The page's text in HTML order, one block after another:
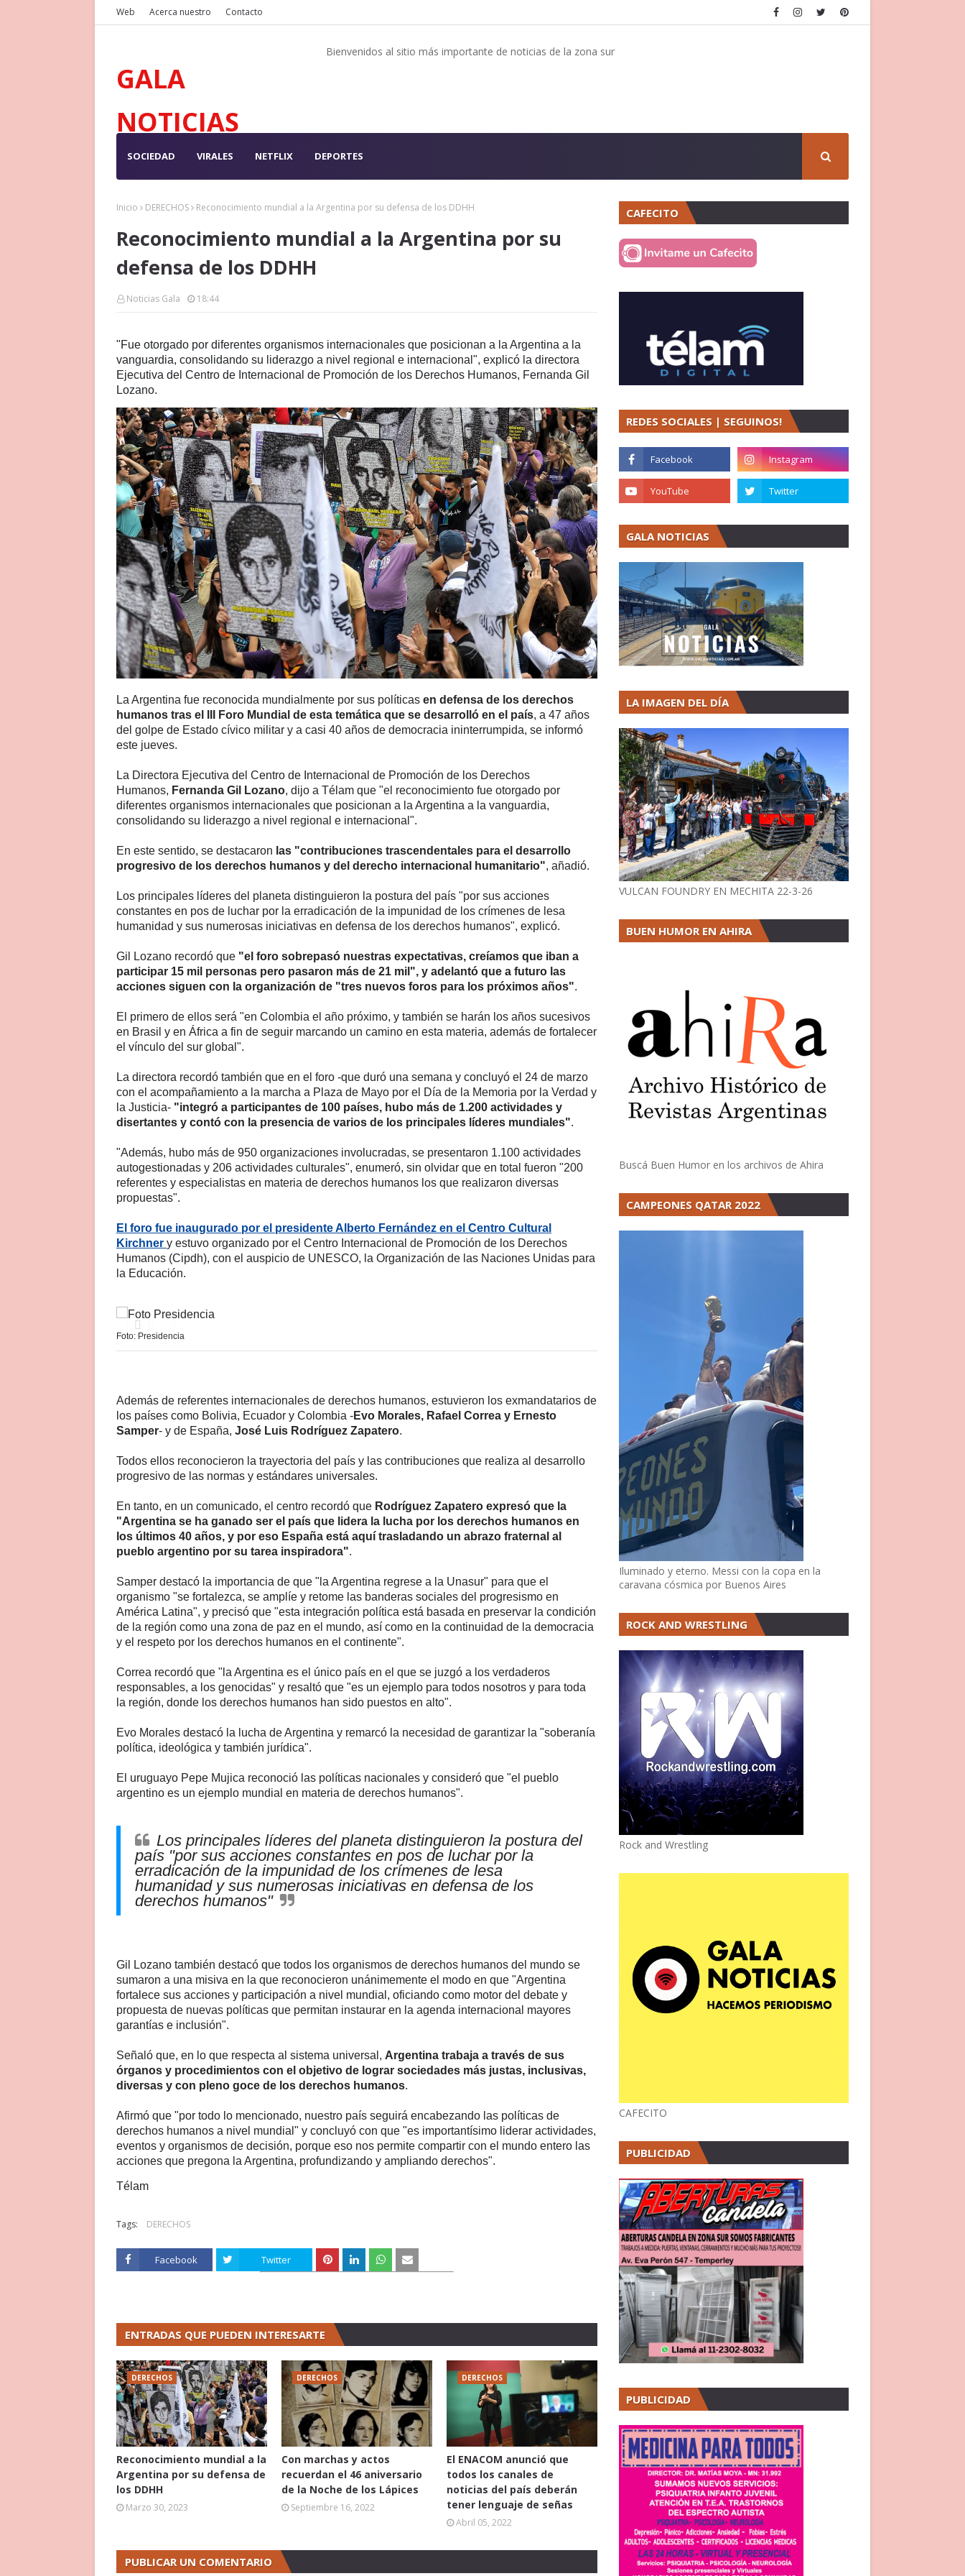
Web Acerca nuestro Contacto
GALA
NOTICIAS
Bienvenidos al sitio más importante de noticias de la zona sur
SOCIEDAD VIRALES NETFLIX DEPORTES
Inicio DERECHOS Reconocimiento mundial a la Argentina por su defensa de los DDHH
Reconocimiento mundial a la Argentina por su
defensa de los DDHH
Noticias Gala 18:44
"Fue otorgado por diferentes organismos internacionales que posicionan a la Argentina a la
vanguardia, consolidando su liderazgo a nivel regional e internacional", explicó la directora
Ejecutiva del Centro de Internacional de Promoción de los Derechos Humanos, Fernanda Gil
Lozano.
La Argentina fue reconocida mundialmente por sus políticas en defensa de los derechos
humanos tras el III Foro Mundial de esta temática que se desarrolló en el país, a 47 años
del golpe de Estado cívico militar y a casi 40 años de democracia ininterrumpida, se informó
este jueves.
La Directora Ejecutiva del Centro de Internacional de Promoción de los Derechos
Humanos, Fernanda Gil Lozano, dijo a Télam que "el reconocimiento fue otorgado por
diferentes organismos internacionales que posicionan a la Argentina a la vanguardia,
consolidando su liderazgo a nivel regional e internacional".
En este sentido, se destacaron las "contribuciones trascendentales para el desarrollo
progresivo de los derechos humanos y del derecho internacional humanitario", añadió.
Los principales líderes del planeta distinguieron la postura del país "por sus acciones
constantes en pos de luchar por la erradicación de la impunidad de los crímenes de lesa
humanidad y sus numerosas iniciativas en defensa de los derechos humanos", explicó.
Gil Lozano recordó que "el foro sobrepasó nuestras expectativas, creíamos que iban a
participar 15 mil personas pero pasaron más de 21 mil", y adelantó que a futuro las
acciones siguen con la organización de "tres nuevos foros para los próximos años".
El primero de ellos será "en Colombia el año próximo, y también se harán los años sucesivos
en Brasil y en África a fin de seguir marcando un camino en esta materia, además de fortalecer
el vínculo del sur global".
La directora recordó también que en el foro -que duró una semana y concluyó el 24 de marzo
con el acompañamiento a la marcha a Plaza de Mayo por el Día de la Memoria por la Verdad y
la Justicia- "integró a participantes de 100 países, hubo más de 1.200 actividades y
disertantes y contó con la presencia de varios de los principales líderes mundiales".
"Además, hubo más de 950 organizaciones involucradas, se presentaron 1.100 actividades
autogestionadas y 206 actividades culturales", enumeró, sin olvidar que en total fueron "200
referentes y especialistas en materia de derechos humanos los que realizaron diversas
propuestas".
El foro fue inaugurado por el presidente Alberto Fernández en el Centro Cultural
Kirchner y estuvo organizado por el Centro Internacional de Promoción de los Derechos
Humanos (Cipdh), con el auspicio de UNESCO, la Organización de las Naciones Unidas para
la Educación.
Foto: Presidencia
Además de referentes internacionales de derechos humanos, estuvieron los exmandatarios de
los países como Bolivia, Ecuador y Colombia -Evo Morales, Rafael Correa y Ernesto
Samper- y de España, José Luis Rodríguez Zapatero.
Todos ellos reconocieron la trayectoria del país y las contribuciones que realiza al desarrollo
progresivo de las normas y estándares universales.
En tanto, en un comunicado, el centro recordó que Rodríguez Zapatero expresó que la
"Argentina se ha ganado ser el país que lidera la lucha por los derechos humanos en
los últimos 40 años, y por eso España está aquí trasladando un abrazo fraternal al
pueblo argentino por su tarea inspiradora".
Samper destacó la importancia de que "la Argentina regrese a la Unasur" para que el
organismo "se fortalezca, se amplíe y retome las banderas sociales del progresismo en
América Latina", y precisó que "esta integración política está basada en preservar la condición
de la región como una zona de paz en el mundo, así como en la continuidad de la democracia
y el respeto por los derechos humanos en el continente".
Correa recordó que "la Argentina es el único país en el que se juzgó a los verdaderos
responsables, a los genocidas" y resaltó que "es un ejemplo para todos nosotros y para toda
la región, donde los derechos humanos han sido puestos en alto".
Evo Morales destacó la lucha de Argentina y remarcó la necesidad de garantizar la "soberanía
política, ideológica y también jurídica".
El uruguayo Pepe Mujica reconoció las políticas nacionales y consideró que "el pueblo
argentino es un ejemplo mundial en materia de derechos humanos".
Los principales líderes del planeta distinguieron la postura del
país "por sus acciones constantes en pos de luchar por la
erradicación de la impunidad de los crímenes de lesa
humanidad y sus numerosas iniciativas en defensa de los
derechos humanos"
Gil Lozano también destacó que todos los organismos de derechos humanos del mundo se
sumaron a una misiva en la que reconocieron unánimemente el modo en que "Argentina
fortalece sus acciones y participación a nivel mundial, oficiando como motor del debate y
propuesta de nuevas políticas que permitan instaurar en la agenda internacional mayores
garantías e inclusión".
Señaló que, en lo que respecta al sistema universal, Argentina trabaja a través de sus
órganos y procedimientos con el objetivo de lograr sociedades más justas, inclusivas,
diversas y con pleno goce de los derechos humanos.
Afirmó que "por todo lo mencionado, nuestro país seguirá encabezando las políticas de
derechos humanos a nivel mundial" y concluyó con que "es importantísimo liderar actividades,
eventos y organismos de decisión, porque eso nos permite compartir con el mundo entero las
acciones que pregona la Argentina, profundizando y ampliando derechos".
Télam
Tags: DERECHOS
Facebook Twitter
ENTRADAS QUE PUEDEN INTERESARTE
DERECHOS
Reconocimiento mundial a la
Argentina por su defensa de
los DDHH
Marzo 30, 2023
DERECHOS
Con marchas y actos
recuerdan el 46 aniversario
de la Noche de los Lápices
Septiembre 16, 2022
DERECHOS
El ENACOM anunció que
todos los canales de
noticias del país deberán
tener lenguaje de señas
Abril 05, 2022
PUBLICAR UN COMENTARIO
CAFECITO
REDES SOCIALES | SEGUINOS!
GALA NOTICIAS
LA IMAGEN DEL DÍA
VULCAN FOUNDRY EN MECHITA 22-3-26
BUEN HUMOR EN AHIRA
Buscá Buen Humor en los archivos de Ahira
CAMPEONES QATAR 2022
Iluminado y eterno. Messi con la copa en la
caravana cósmica por Buenos Aires
ROCK AND WRESTLING
Rock and Wrestling
CAFECITO
PUBLICIDAD
PUBLICIDAD